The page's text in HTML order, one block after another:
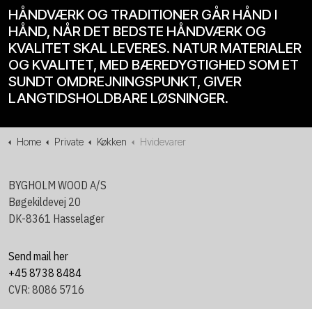
HÅNDVÆRK OG TRADITIONER GÅR HÅND I
HÅND, NÅR DET BEDSTE HÅNDVÆRK OG
KVALITET SKAL LEVERES. NATUR MATERIALER
OG KVALITET, MED BÆREDYGTIGHED SOM ET
SUNDT OMDREJNINGSPUNKT, GIVER
LANGTIDSHOLDBARE LØSNINGER.
Home Private Køkken Hvidevarer
BYGHOLM WOOD A/S
Bøgekildevej 20
DK-8361 Hasselager
Send mail her
+45 8738 8484
CVR: 8086 5716